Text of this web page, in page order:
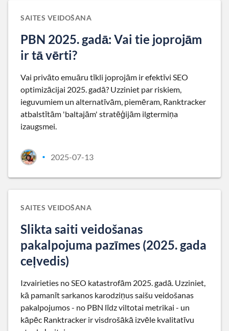
SAITES VEIDOŠANA
PBN 2025. gadā: Vai tie joprojām
ir tā vērti?
Vai privāto emuāru tīkli joprojām ir efektīvi SEO
optimizācijai 2025. gadā? Uzziniet par riskiem,
ieguvumiem un alternatīvām, piemēram, Ranktracker
atbalstītām 'baltajām' stratēģijām ilgtermiņa
izaugsmei.
• 2025-07-13
SAITES VEIDOŠANA
Slikta saiti veidošanas
pakalpojuma pazīmes (2025. gada
ceļvedis)
Izvairieties no SEO katastrofām 2025. gadā. Uzziniet,
kā pamanīt sarkanos karodziņus saišu veidošanas
pakalpojumos - no PBN līdz viltotai metrikai - un
kāpēc Ranktracker ir visdrošākā izvēle kvalitatīvu